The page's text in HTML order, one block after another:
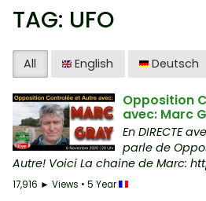
TAG: UFO
All English Deutsch
Opposition
avec: Marc
En DIRECTE
parle de
Autre! Voici La chaine de Marc:
17,916 ► Views • 5 Year